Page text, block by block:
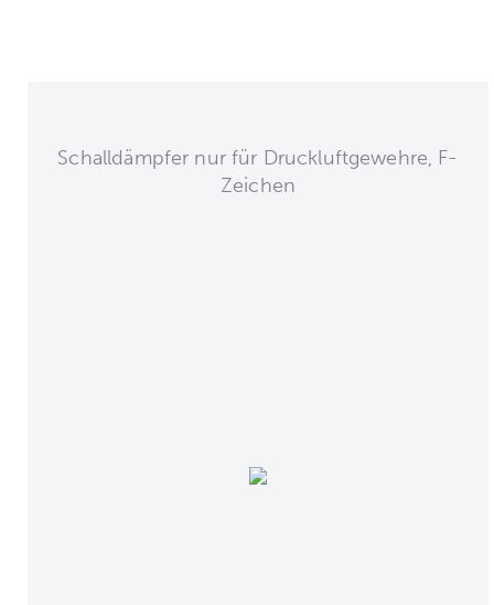
Schalldämpfer nur für Druckluftgewehre, F-
Zeichen